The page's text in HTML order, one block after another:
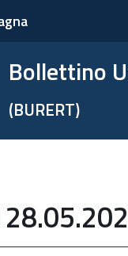
Bollettino
(BURERT)